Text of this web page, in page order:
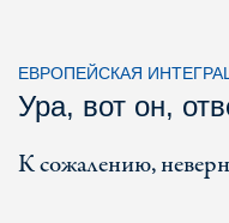
ЕВРОПЕЙСКАЯ
Ура, вот он,
К сожалению,